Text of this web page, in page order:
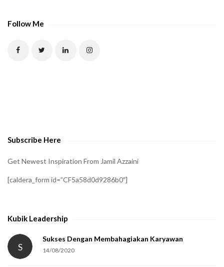
Follow Me
Subscribe Here
Get Newest Inspiration From Jamil Azzaini
[caldera_form id=”CF5a58d0d9286b0″]
Kubik Leadership
S
Sukses Dengan Membahagiakan Karyawan
14/08/2020